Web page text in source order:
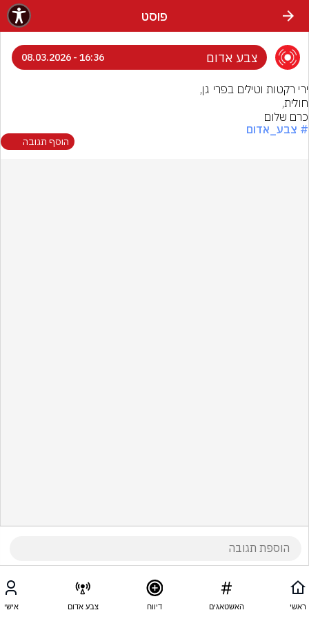
פוסט
צבע אדום 16:36 - 08.03.2026
כרם שלום
# צבע_אדום
הוסף תגובה
ראשי האשטאגים דיווח צבע אדום אישי